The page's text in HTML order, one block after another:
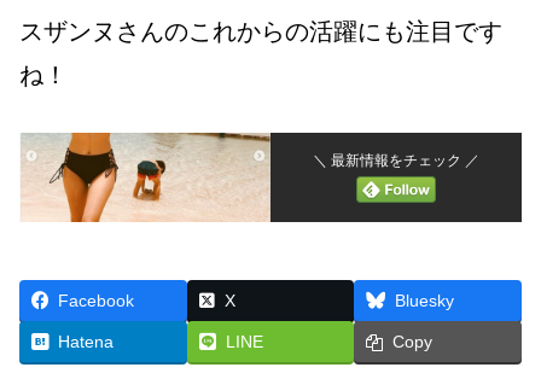
スザンヌさんのこれからの活躍にも注目です
ね！
＼ 最新情報をチェック ／
Facebook X Bluesky
Hatena LINE Copy